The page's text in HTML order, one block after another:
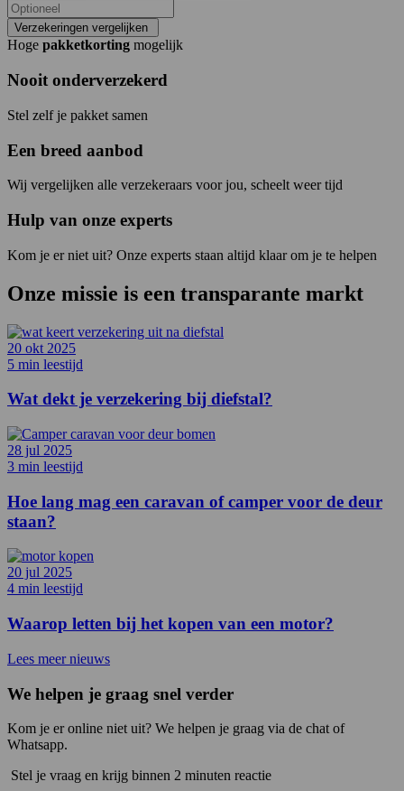
Verzekeringen vergelijken
Hoge pakketkorting mogelijk
Nooit onderverzekerd
Stel zelf je pakket samen
Een breed aanbod
Wij vergelijken alle verzekeraars voor jou, scheelt weer tijd
Hulp van onze experts
Kom je er niet uit? Onze experts staan altijd klaar om je te helpen
Onze missie is een transparante markt
20 okt 2025
5 min leestijd
Wat dekt je verzekering bij diefstal?
28 jul 2025
3 min leestijd
Hoe lang mag een caravan of camper voor de deur
staan?
20 jul 2025
4 min leestijd
Waarop letten bij het kopen van een motor?
Lees meer nieuws
We helpen je graag snel verder
Kom je er online niet uit? We helpen je graag via de chat of
Whatsapp.
Stel je vraag en krijg binnen 2 minuten reactie